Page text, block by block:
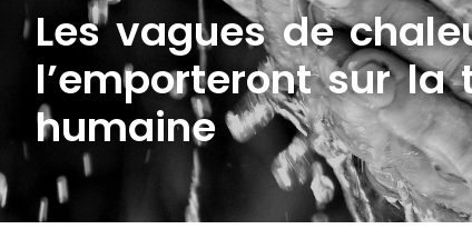
Les vagues de
l’emporteront sur la
humaine